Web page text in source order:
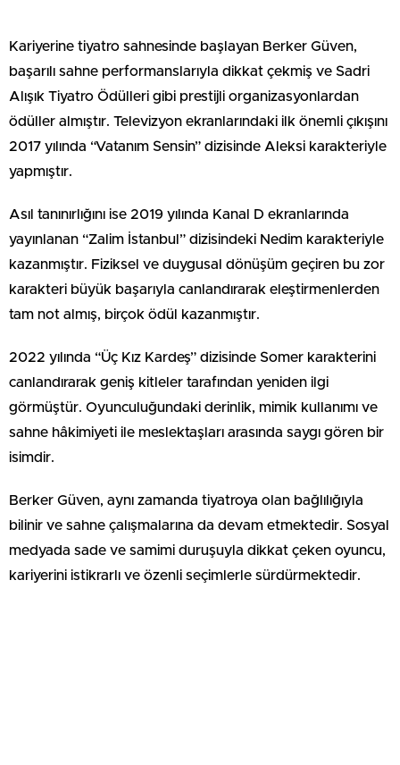
Kariyerine tiyatro sahnesinde başlayan Berker Güven,
başarılı sahne performanslarıyla dikkat çekmiş ve Sadri
Alışık Tiyatro Ödülleri gibi prestijli organizasyonlardan
ödüller almıştır. Televizyon ekranlarındaki ilk önemli çıkışını
2017 yılında “Vatanım Sensin” dizisinde Aleksi karakteriyle
yapmıştır.
Asıl tanınırlığını ise 2019 yılında Kanal D ekranlarında
yayınlanan “Zalim İstanbul” dizisindeki Nedim karakteriyle
kazanmıştır. Fiziksel ve duygusal dönüşüm geçiren bu zor
karakteri büyük başarıyla canlandırarak eleştirmenlerden
tam not almış, birçok ödül kazanmıştır.
2022 yılında “Üç Kız Kardeş” dizisinde Somer karakterini
canlandırarak geniş kitleler tarafından yeniden ilgi
görmüştür. Oyunculuğundaki derinlik, mimik kullanımı ve
sahne hâkimiyeti ile meslektaşları arasında saygı gören bir
isimdir.
Berker Güven, aynı zamanda tiyatroya olan bağlılığıyla
bilinir ve sahne çalışmalarına da devam etmektedir. Sosyal
medyada sade ve samimi duruşuyla dikkat çeken oyuncu,
kariyerini istikrarlı ve özenli seçimlerle sürdürmektedir.